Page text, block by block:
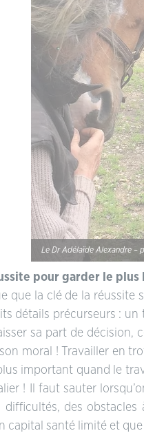
Le Dr Adélaïde Alexandre –
pour garder le
que la clé de la réussite
détails précurseurs :
sa part de décision,
moral ! Travailler en
important quand le
! Il faut sauter
des
santé limité et